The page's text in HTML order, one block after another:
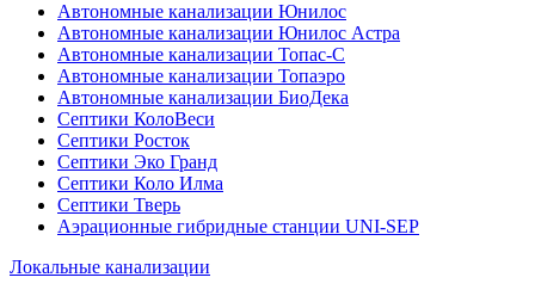
Автономные канализации Юнилос
Автономные канализации Юнилос Астра
Автономные канализации Топас-С
Автономные канализации Топаэро
Автономные канализации БиоДека
Септики КолоВеси
Септики Росток
Септики Эко Гранд
Септики Коло Илма
Септики Тверь
Аэрационные гибридные станции UNI-SEP
Локальные канализации